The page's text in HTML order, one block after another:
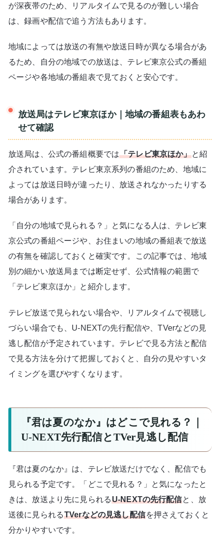
が深夜帯のため、リアルタイムで見るのが難しい場合
は、録画や配信で追う方法もあります。
地域によっては放送の有無や放送日時が異なる場合があ
るため、自分の地域での放送は、テレビ東京公式の番組
ページや各地域の番組表で見ておくと安心です。
放送局はテレビ東京ほか｜地域の番組表もあわ
せて確認
放送局は、公式の番組概要では「テレビ東京ほか」と紹
介されています。テレビ東京系列の番組のため、地域に
よっては放送日時が違ったり、放送されなかったりする
場合があります。
「自分の地域で見られる？」と気になる人は、テレビ東
京公式の番組ページや、お住まいの地域の番組表で放送
の有無を確認しておくと確実です。この記事では、地域
別の細かい放送局までは断定せず、公式情報の範囲で
「テレビ東京ほか」と紹介します。
テレビ放送で見られない場合や、リアルタイムで視聴し
づらい場合でも、U-NEXTの先行配信や、TVerなどの見
逃し配信が予定されています。テレビで見る方法と配信
で見る方法を分けて把握しておくと、自分の見やすいタ
イミングを選びやすくなります。
『君は夏のなか』はどこで見れる？｜
U-NEXT先行配信とTVer見逃し配信
『君は夏のなか』は、テレビ放送だけでなく、配信でも
見られる予定です。「どこで見れる？」と気になったと
きは、放送より先に見られるU-NEXTの先行配信と、放
送後に見られるTVerなどの見逃し配信を押さえておくと
分かりやすいです。